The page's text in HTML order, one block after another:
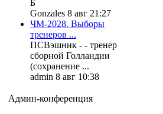
Б
Gonzales 8 авг 21:27
ЧМ-2028. Выборы
тренеров ...
ПСВэшник - - тренер
сборной Голландии
(сохранение ...
admin 8 авг 10:38
Админ-конференция